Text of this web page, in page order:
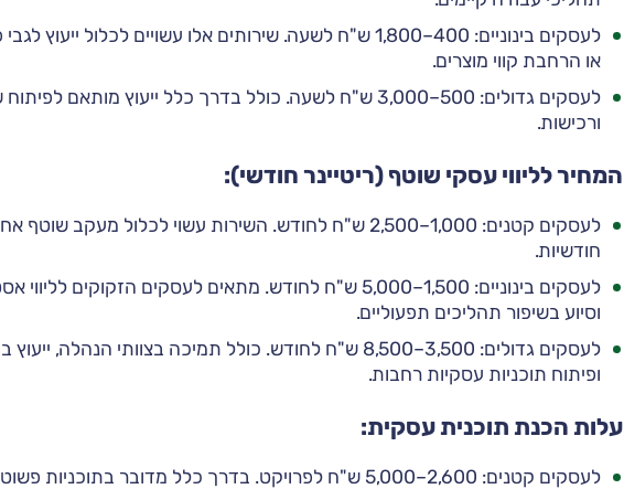
לעסקים בינוניים: 400–1,800 ש"ח לשעה. שירותים אלו עשויים לכלול
או הרחבת קווי מוצרים.
לעסקים גדולים: 500–3,000 ש"ח לשעה. כולל בדרך כלל ייעוץ מותאם
ורכישות.
המחיר לליווי עסקי שוטף (ריטיינר חודשי):
לעסקים קטנים: 1,000–2,500 ש"ח לחודש. השירות עשוי לכלול
חודשיות.
לעסקים בינוניים: 1,500–5,000 ש"ח לחודש. מתאים לעסקים הזקוקים
וסיוע בשיפור תהליכים תפעוליים.
לעסקים גדולים: 3,500–8,500 ש"ח לחודש. כולל תמיכה בצוותי הנהלה,
ופיתוח תוכניות עסקיות רחבות.
עלות הכנת תוכנית עסקית:
לעסקים קטנים: 2,600–5,000 ש"ח לפרויקט. בדרך כלל מדובר